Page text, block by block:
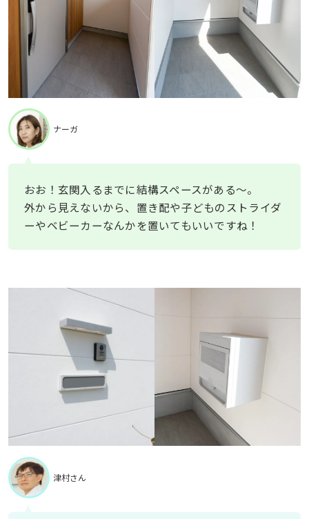
ナーガ
おお！玄関入るまでに結構スペースがある〜。
外から見えないから、置き配や子どものストライダ
ーやベビーカーなんかを置いてもいいですね！
津村さん